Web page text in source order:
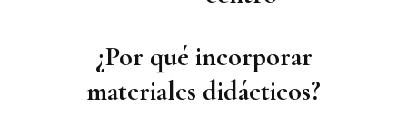
¿Por qué incorporar
materiales didácticos?